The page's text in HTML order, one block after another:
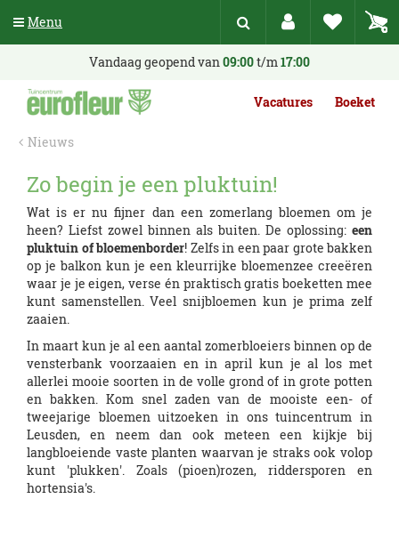
n
Nieuws
Vandaag geopend van09:00t/m17:00
Vacatures Boeket
Zo begin je een pluktuin!
Wat is er nu fijner dan een zomerlang bloemen om je
heen? Liefst zowel binnen als buiten. De oplossing: een
pluktuin of bloemenborder! Zelfs in een paar grote bakken
op je balkon kun je een kleurrijke bloemenzee creeëren
waar je je eigen, verse én praktisch gratis boeketten mee
kunt samenstellen. Veel snijbloemen kun je prima zelf
zaaien.
In maart kun je al een aantal zomerbloeiers binnen op de
vensterbank voorzaaien en in april kun je al los met
allerlei mooie soorten in de volle grond of in grote potten
en bakken. Kom snel zaden van de mooiste een- of
tweejarige bloemen uitzoeken in ons tuincentrum in
Leusden, en neem dan ook meteen een kijkje bij
langbloeiende vaste planten waarvan je straks ook volop
kunt 'plukken'. Zoals (pioen)rozen, riddersporen en
hortensia's.
Menu